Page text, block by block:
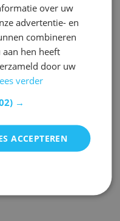
over uw
advertentie- en
combineren
hen heeft
door uw
verder
→
ACCEPTEREN